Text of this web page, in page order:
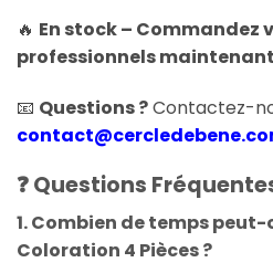
🔥 En stock – Commandez
professionnels
📧 Questions ?Contactez-
❓ Questions
1. Combien de temps
Coloration 4 Pièces ?